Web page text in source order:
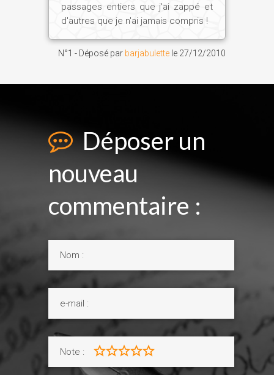
passages entiers que j'ai zappé et
d'autres que je n'ai jamais compris !
N°1 - Déposé par barjabulette le 27/12/2010
Déposer un
nouveau
commentaire :
Note :